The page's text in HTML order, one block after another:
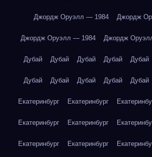
Джордж Оруэлл — 1984 Джордж
Джордж Оруэлл — 1984 Джордж
Дубай Дубай Дубай Дубай Дубай
Дубай Дубай Дубай Дубай Дубай
Екатеринбург Екатеринбург
Екатеринбург Екатеринбург
Екатеринбург Екатеринбург